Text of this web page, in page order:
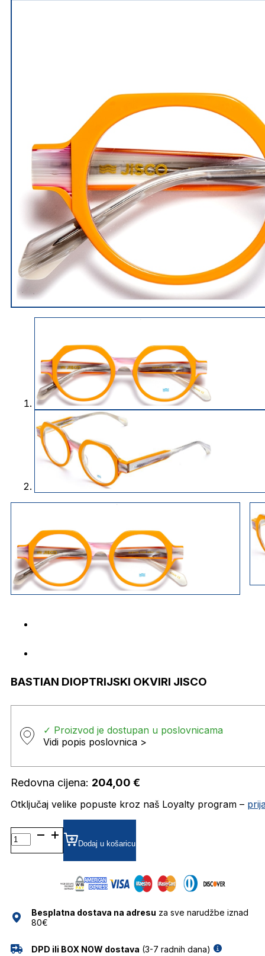
BASTIAN DIOPTRIJSKI OKVIRI JISCO
✓ Proizvod je dostupan u poslovnicama
Vidi popis poslovnica >
Redovna cijena: 204,00 €
Otključaj velike popuste kroz naš Loyalty program –
BASTIAN DIOPTRIJSKI
OKVIRI
JISCO
Dodaj u košaricu
Besplatna dostava na adresu za sve narudžbe iznad
80€
DPD ili BOX NOW dostava (3-7 radnih dana)